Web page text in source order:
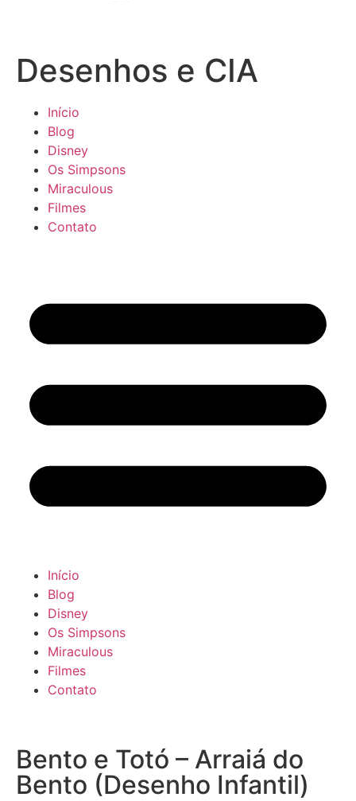
Desenhos e CIA
Início
Blog
Disney
Os Simpsons
Miraculous
Filmes
Contato
Início
Blog
Disney
Os Simpsons
Miraculous
Filmes
Contato
Bento e Totó – Arraiá do
Bento (Desenho Infantil)